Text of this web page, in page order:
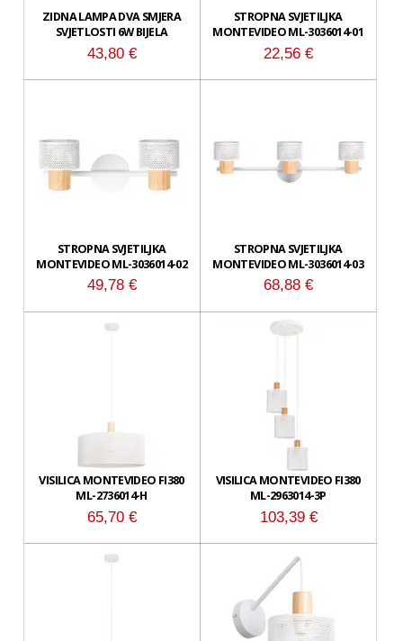
ZIDNA LAMPA DVA SMJERA
SVJETLOSTI 6W BIJELA
43,80 €
STROPNA SVJETILJKA
MONTEVIDEO ML-3036014-01
22,56€
STROPNA SVJETILJKA
MONTEVIDEO ML-3036014-02
49,78 €
STROPNA SVJETILJKA
MONTEVIDEO ML-3036014-03
68,88€
VISILICA MONTEVIDEO FI380
ML-2736014-H
65,70 €
VISILICA MONTEVIDEO FI380
ML-2963014-3P
103,39 €